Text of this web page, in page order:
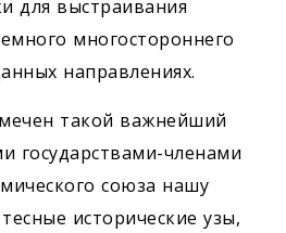
для выстраивания
многостороннего
направлениях.
такой важнейший
государствами-членами
союза нашу
исторические узы,